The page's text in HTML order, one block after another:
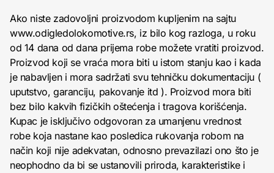
Ako niste zadovoljni proizvodom kupljenim na sajtu
www.odigledolokomotive.rs, iz bilo kog razloga, u roku
od 14 dana od dana prijema robe možete vratiti proizvod.
Proizvod koji se vraća mora biti u istom stanju kao i kada
je nabavljen i mora sadržati svu tehničku dokumentaciju (
uputstvo, garanciju, pakovanje itd ). Proizvod mora biti
bez bilo kakvih fizičkih oštećenja i tragova korišćenja.
Kupac je isključivo odgovoran za umanjenu vrednost
robe koja nastane kao posledica rukovanja robom na
način koji nije adekvatan, odnosno prevazilazi ono što je
neophodno da bi se ustanovili priroda, karakteristike i